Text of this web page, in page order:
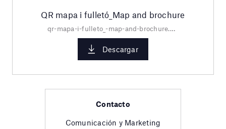
QR mapa i fulletó_Map and brochure
qr-mapa-i-fulleto_-map-and-brochure.pdf
Descargar
Contacto
Comunicación y Marketing